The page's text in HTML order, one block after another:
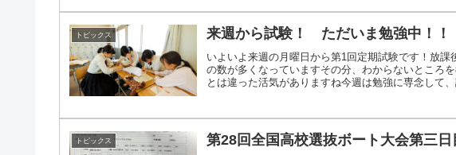
トピックス 来週から試験！ ただいま勉強中！！
いよいよ来週の月曜日から第1回定期試験です！放
の数が多くなっていますその分、わからないところ
とは違った活気がありますね今週は勉強に専念して、
トピックス 第28回全国高校選抜ボート大会第三日